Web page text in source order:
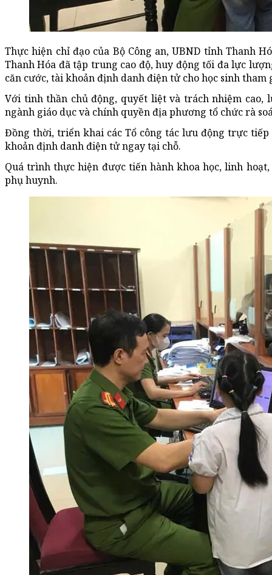
Thực hiện chỉ đạo của Bộ Công an, UBND tỉnh Thanh
Thanh Hóa đã tập trung cao độ, huy động tối đa lực
căn cước, tài khoản định danh điện tử cho học sinh tham
Với tinh thần chủ động, quyết liệt và trách nhiệm cao,
ngành giáo dục và chính quyền địa phương tổ chức rà
Đồng thời, triển khai các Tổ công tác lưu động trực
khoản định danh điện tử ngay tại chỗ.
Quá trình thực hiện được tiến hành khoa học, linh
phụ huynh.